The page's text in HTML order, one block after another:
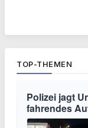
TOP-THEMEN
Polizei jagt
fahrendes